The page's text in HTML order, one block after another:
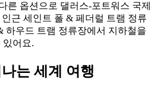
른 옵션으로 댈러스-포트워스 국제
근 세인트 폴 & 페더럴 트램 정류
하우드 트램 정류장에서 지하철을
있어요.
는 세계 여행